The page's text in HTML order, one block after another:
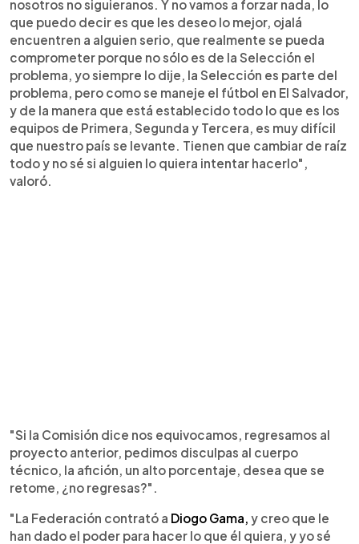
nosotros no siguieranos. Y no vamos a forzar nada, lo
que puedo decir es que les deseo lo mejor, ojalá
encuentren a alguien serio, que realmente se pueda
comprometer porque no sólo es de la Selección el
problema, yo siempre lo dije, la Selección es parte del
problema, pero como se maneje el fútbol en El Salvador,
y de la manera que está establecido todo lo que es los
equipos de Primera, Segunda y Tercera, es muy difícil
que nuestro país se levante. Tienen que cambiar de raíz
todo y no sé si alguien lo quiera intentar hacerlo",
valoró.
"Si la Comisión dice nos equivocamos, regresamos al
proyecto anterior, pedimos disculpas al cuerpo
técnico, la afición, un alto porcentaje, desea que se
retome, ¿no regresas?".
"La Federación contrató a Diogo Gama, y creo que le
han dado el poder para hacer lo que él quiera, y yo sé